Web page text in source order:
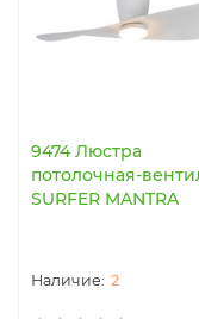
9474 Люстра
потолочная-
SURFER MANTRA
2